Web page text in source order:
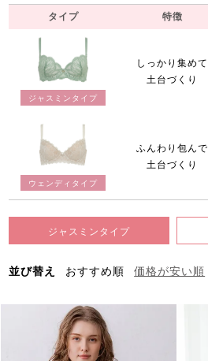
タイプ 特徴
ジャスミンタイプ
しっかり集めて
土台づくり
ウェンディタイプ
ふんわり包んで
土台づくり
ジャスミンタイプ
並び替え おすすめ順 価格が安い順